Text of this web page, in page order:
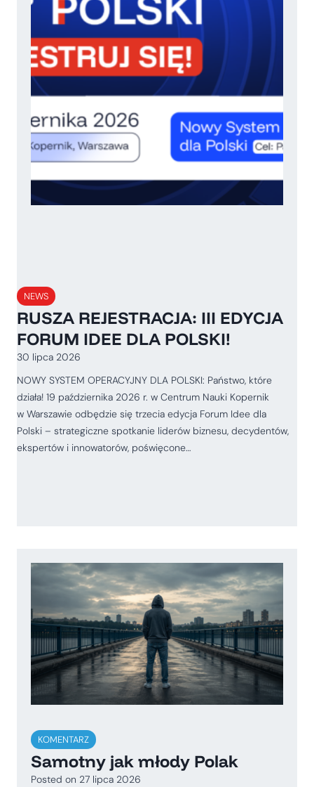
NEWS
RUSZA REJESTRACJA: III EDYCJA
FORUM IDEE DLA POLSKI!
30 lipca 2026
NOWY SYSTEM OPERACYJNY DLA POLSKI: Państwo, które
działa! 19 października 2026 r. w Centrum Nauki Kopernik
w Warszawie odbędzie się trzecia edycja Forum Idee dla
Polski – strategiczne spotkanie liderów biznesu, decydentów,
ekspertów i innowatorów, poświęcone…
KOMENTARZ
Samotny jak młody Polak
Posted on 27 lipca 2026